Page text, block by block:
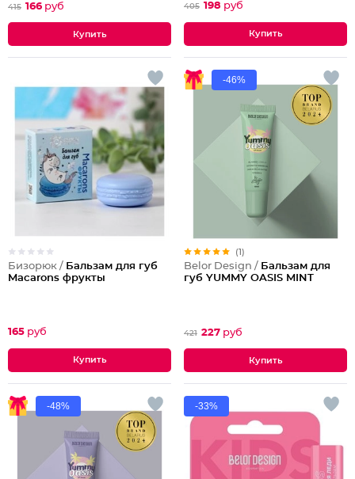
415 166 руб 405 198 руб
Бизорюк / Бальзам для губ
Macarons фрукты
165 руб
-46%
(1)
Belor Design / Бальзам для
губ YUMMY OASIS MINT
421 227 руб
-48% -33%